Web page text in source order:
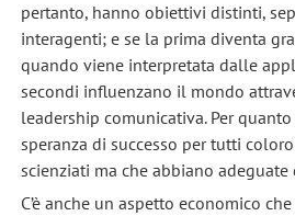
pertanto, hanno obiettivi distinti,
interagenti; e se la prima diventa
quando viene interpretata dalle
secondi influenzano il mondo
leadership comunicativa. Per quanto
speranza di successo per tutti
scienziati ma che abbiano
C’è anche un aspetto economico